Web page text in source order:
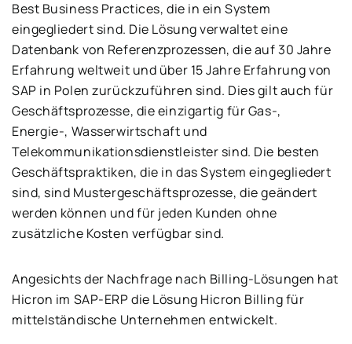
Best Business Practices, die in ein System
eingegliedert sind. Die Lösung verwaltet eine
Datenbank von Referenzprozessen, die auf 30 Jahre
Erfahrung weltweit und über 15 Jahre Erfahrung von
SAP in Polen zurückzuführen sind. Dies gilt auch für
Geschäftsprozesse, die einzigartig für Gas-,
Energie-, Wasserwirtschaft und
Telekommunikationsdienstleister sind. Die besten
Geschäftspraktiken, die in das System eingegliedert
sind, sind Mustergeschäftsprozesse, die geändert
werden können und für jeden Kunden ohne
zusätzliche Kosten verfügbar sind.
Angesichts der Nachfrage nach Billing-Lösungen hat
Hicron im SAP-ERP die Lösung Hicron Billing für
mittelständische Unternehmen entwickelt.